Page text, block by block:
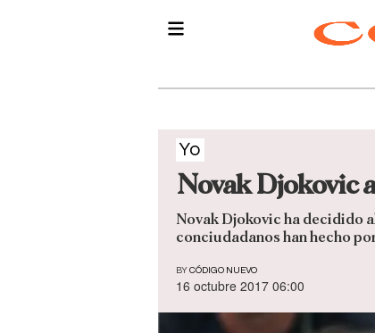
Yo
Novak Djokovic
Novak Djokovic ha decidido
conciudadanos han hecho
BY CÓDIGO NUEVO
16 octubre 2017 06:00